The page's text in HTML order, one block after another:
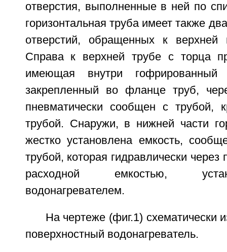
отверстия, выполненные в ней по
горизонтальная труба имеет также
отверстий, обращенных к верхней
Справа к верхней трубе с торца
имеющая внутри гофрированный
закрепленный во фланце труб,
пневматически сообщен с трубой,
трубой. Снаружи, в нижней части
жестко установлена емкость,
трубой, которая гидравлически
расходной емкостью,
водонагревателем.
На чертеже (фиг.1) схематически
поверхностный водонагреватель.